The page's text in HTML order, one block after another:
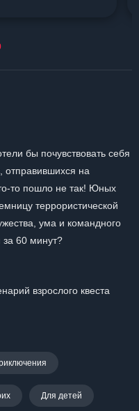
бы почувствовать себя
отправившихся на
то пошло не так! Юных
террористической
ума и командного
за 60 минут?
взрослого квеста
Для детей